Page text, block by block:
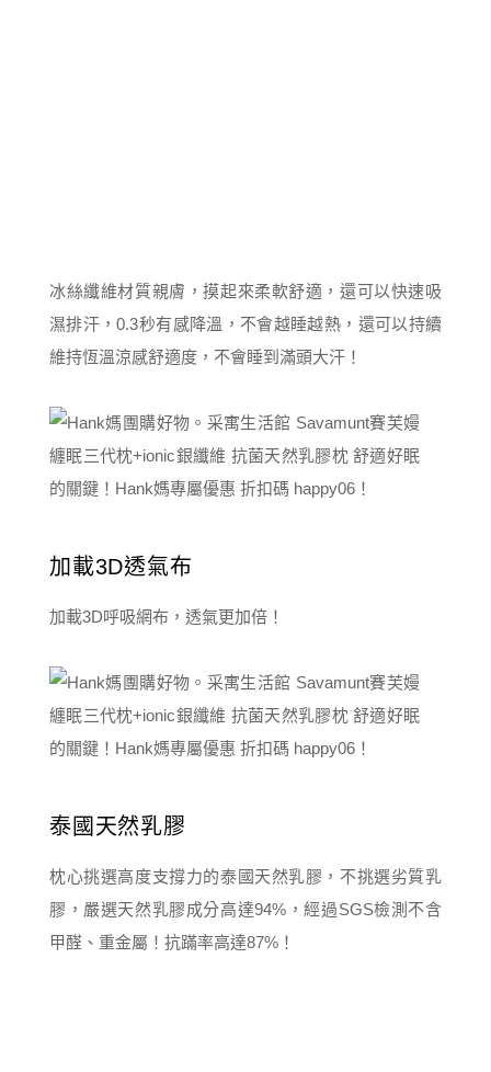
冰絲纖維材質親膚，摸起來柔軟舒適，還可以快速吸
濕排汗，0.3秒有感降溫，不會越睡越熱，還可以持續
維持恆溫涼感舒適度，不會睡到滿頭大汗！
加載3D透氣布
加載3D呼吸網布，透氣更加倍！
泰國天然乳膠
枕心挑選高度支撐力的泰國天然乳膠，不挑選劣質乳
膠，嚴選天然乳膠成分高達94%，經過SGS檢測不含
甲醛、重金屬！抗蹣率高達87%！